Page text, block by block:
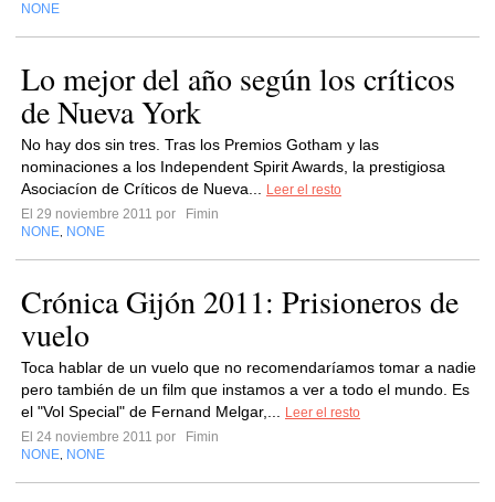
NONE
Lo mejor del año según los críticos
de Nueva York
No hay dos sin tres. Tras los Premios Gotham y las
nominaciones a los Independent Spirit Awards, la prestigiosa
Asociacíon de Críticos de Nueva...
Leer el resto
El 29 noviembre 2011 por
Fimin
NONE NONE
Crónica Gijón 2011: Prisioneros de
vuelo
Toca hablar de un vuelo que no recomendaríamos tomar a nadie
pero también de un film que instamos a ver a todo el mundo. Es
el "Vol Special" de Fernand Melgar,...
Leer el resto
El 24 noviembre 2011 por
Fimin
NONE NONE